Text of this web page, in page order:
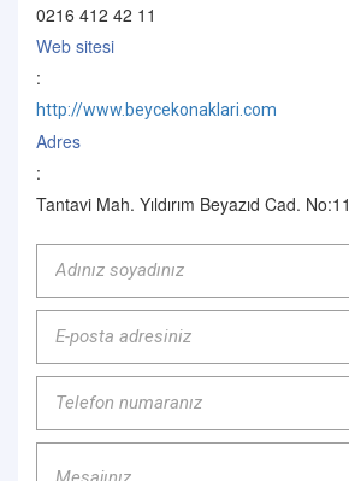
0216 412 42 11
Web sitesi
:
http://www.beycekonaklari.com
Adres
:
Tantavi Mah. Yıldırım Beyazıd Cad.